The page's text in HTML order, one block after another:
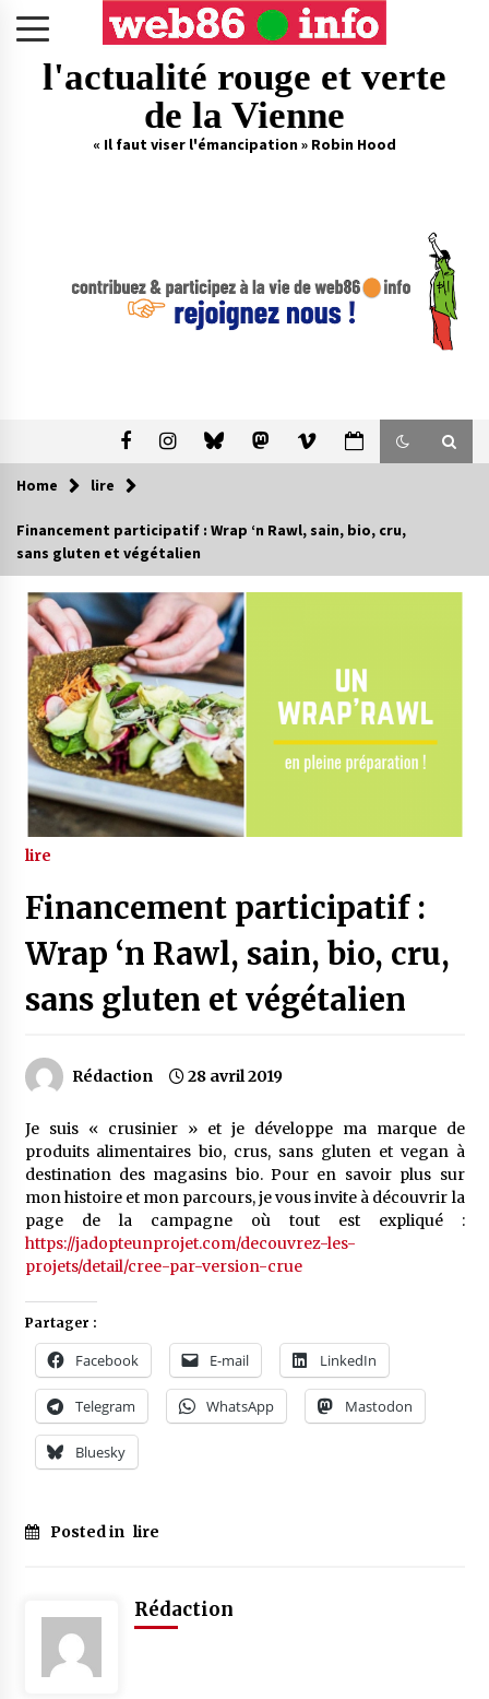
l'actualité rouge et verte
de la Vienne
« Il faut viser l'émancipation » Robin Hood
Home lire
Financement participatif : Wrap ‘n Rawl, sain, bio, cru,
sans gluten et végétalien
lire
Financement participatif :
Wrap ‘n Rawl, sain, bio, cru,
sans gluten et végétalien
Rédaction 28 avril 2019
Je suis « crusinier » et je développe ma marque de
produits alimentaires bio, crus, sans gluten et vegan à
destination des magasins bio. Pour en savoir plus sur
mon histoire et mon parcours, je vous invite à découvrir la
page de la campagne où tout est expliqué :
https://jadopteunprojet.com/decouvrez-les-
projets/detail/cree-par-version-crue
Partager :
Facebook E-mail LinkedIn
Telegram WhatsApp Mastodon
Bluesky
Posted in lire
Rédaction